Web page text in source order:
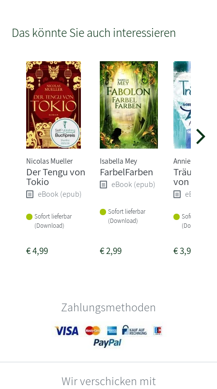
Das könnte Sie auch interessieren
Nicolas Mueller
Der Tengu von
Tokio
eBook (epub)
Sofort lieferbar
(Download)
€4,99
Isabella Mey
FarbelFarben
eBook (epub)
Sofort lieferbar
(Download)
€2,99
Annie Laine
Träum
von Liebe
eBook
Sofort
(Download)
€3,99
Zahlungsmethoden
Wir verschicken mit